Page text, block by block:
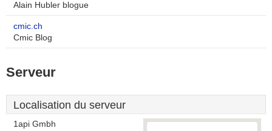
Alain Hubler blogue
cmic.ch
Cmic Blog
Serveur
Localisation du serveur
1api Gmbh